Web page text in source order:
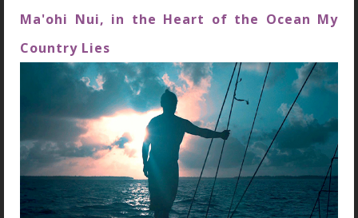
Ma'ohi Nui, in the Heart of the Ocean My
Country Lies